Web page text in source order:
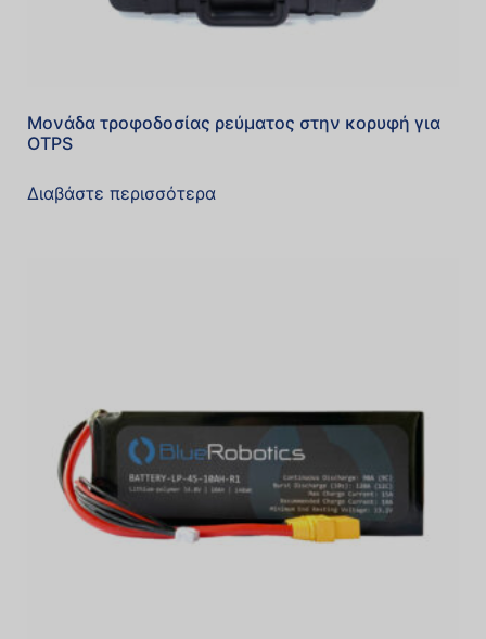
Μονάδα τροφοδοσίας ρεύματος στην κορυφή για
OTPS
Διαβάστε περισσότερα